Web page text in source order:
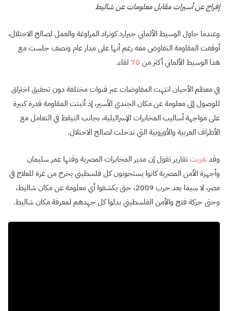
إفراج عن أسيرات مقابل معلومات عن شاليط
وعندما حاول الوسيط الألماني جيرارد كونراد المراوغة والعمل لصالح الاحتلال،
أوقفت المقاومة التفاوض معه رغم أنها على مدار عام ونصف جلست مع
هذا الوسيط الألماني أكثر من 70 لقاء.
في معظم الأحيان انتهت المفاوضات عبر قنوات مختلفة دون تحقيق اختراق
للوصول إلى معلومة عن مكان الجندي الأسير، إذ أثبتت المقاومة قدرة كبيرة
على مواجهة أساليب المخابرات الإسرائيلية، بجانب التيقظ في التعامل مع
الأطراف العربية والأوروبية التي تدخلت لصالح الاحتلال.
وقدسُربتتقارير تقول إن مدير المخابرات المصرية وقتها عمر سليمان
وأجهزة الأمن المصرية كانوا يستجوبون كل فلسطيني يخرج من غزة للعلاج في
مصر، لا سيما بعد حرب 2009، حتى يكشفوا أي معلومة عن مكان شاليط،
وحتى حركة فتح والأمن الفلسطيني بذلوا كل جهدهم لمعرفة مكان شاليط.